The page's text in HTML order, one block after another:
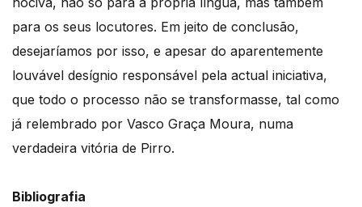
para os seus locutores. Em jeito de conclusão,
desejaríamos por isso, e apesar do aparentemente
louvável desígnio responsável pela actual iniciativa,
que todo o processo não se transformasse, tal como
já relembrado por Vasco Graça Moura, numa
verdadeira vitória de Pirro.
Bibliografia